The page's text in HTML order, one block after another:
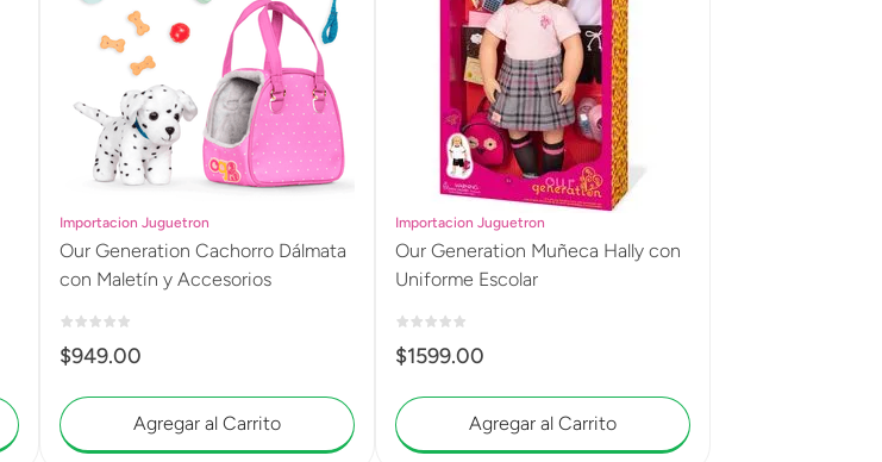
Importacion Juguetron
Our Generation Cachorro Dálmata
con Maletín y Accesorios
$949.00
Agregar al Carrito
Importacion Juguetron
Our Generation Muñeca Hally con
Uniforme Escolar
$1599.00
Agregar al Carrito